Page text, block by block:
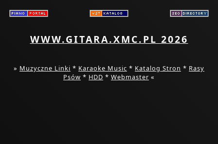
WWW.GITARA.XMC.PL 2026
» Muzyczne Linki * Karaoke Music * Katalog Stron * Rasy
Psów * HDD * Webmaster «